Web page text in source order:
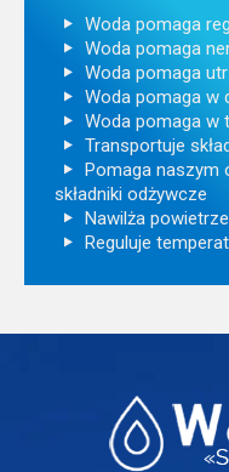
Woda pomaga
Woda pomaga
Woda pomaga
Woda pomaga w
Woda pomaga w
Transportuje
Pomaga naszym
składniki odżywcze
Nawilża
Reguluje